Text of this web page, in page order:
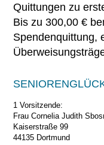
Quittungen zu
Bis zu 300,00 €
Spendenquittung,
1 Vorsitzende:
Frau Cornelia Judith
Kaiserstraße 99
44135 Dortmund